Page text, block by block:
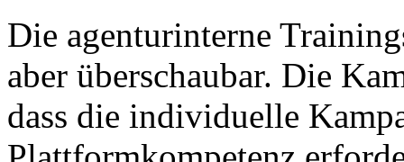
Die agenturinterne
aber überschaubar. Die
dass die individuelle